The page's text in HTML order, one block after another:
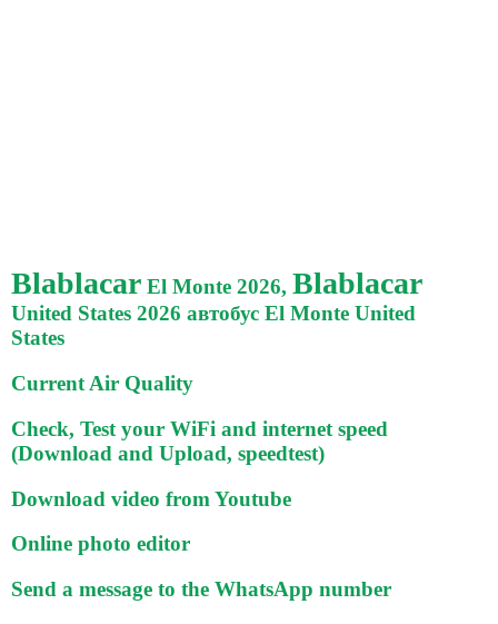
Blablacar El Monte 2026, Blablacar
United States 2026 автобус El Monte United
States
Current Air Quality
Check, Test your WiFi and internet speed
(Download and Upload, speedtest)
Download video from Youtube
Online photo editor
Send a message to the WhatsApp number